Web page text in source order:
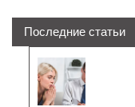
Последние статьи